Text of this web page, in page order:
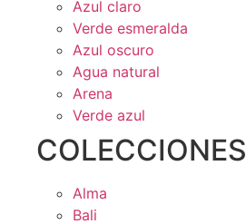
Azul claro
Verde esmeralda
Azul oscuro
Agua natural
Arena
Verde azul
COLECCIONES
Alma
Bali